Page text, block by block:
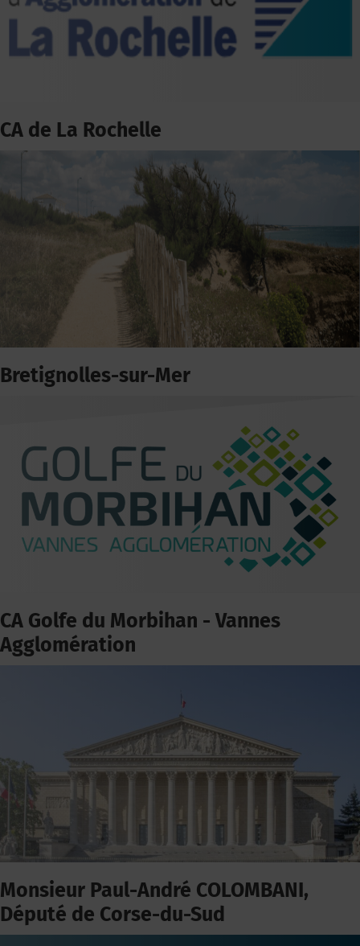
CA de La Rochelle
Bretignolles-sur-Mer
CA Golfe du Morbihan - Vannes
Agglomération
Monsieur Paul-André COLOMBANI,
Député de Corse-du-Sud